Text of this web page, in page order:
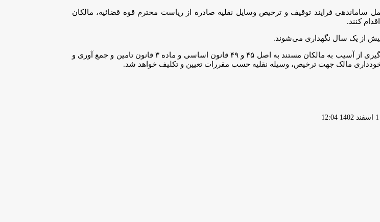
ماده ۲۱ دستورالعمل ساماندهی فرایند توقیف و ترخیص وسایل نقلیه صادره از ریاست محترم قوه قضائیه، مالکان
کنند.
علی رغم اعلام عمومی لیکن مالکین وسایط نقلیه جهت تحویل آن‌ها حاضر نشده اند لذا جهت جلوگیری از آسیب به مالکان مستند به اصل ۴۵ و ۴۹ قانون اساسی و ماده ۳ قانون تامین و جمع آوری و
ارسال1 اسفند 1402 12:04